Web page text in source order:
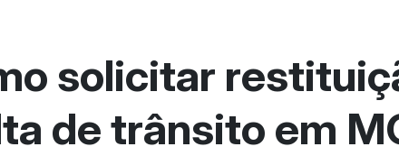
solicitar
de trânsito em